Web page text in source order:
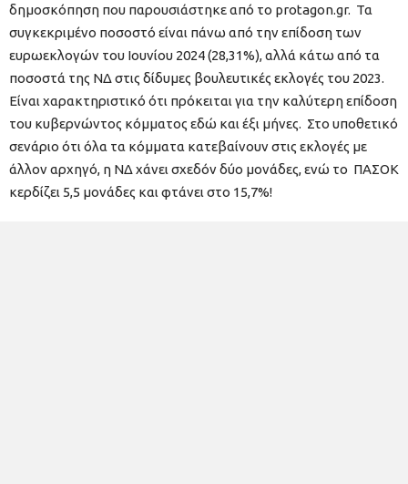
δημοσκόπηση που παρουσιάστηκε από το protagon.gr. Τα
συγκεκριμένο ποσοστό είναι πάνω από την επίδοση των
ευρωεκλογών του Ιουνίου 2024 (28,31%), αλλά κάτω από τα
ποσοστά της ΝΔ στις δίδυμες βουλευτικές εκλογές του 2023.
Είναι χαρακτηριστικό ότι πρόκειται για την καλύτερη επίδοση
του κυβερνώντος κόμματος εδώ και έξι μήνες. Στο υποθετικό
σενάριο ότι όλα τα κόμματα κατεβαίνουν στις εκλογές με
άλλον αρχηγό, η ΝΔ χάνει σχεδόν δύο μονάδες, ενώ το ΠΑΣΟΚ
κερδίζει 5,5 μονάδες και φτάνει στο 15,7%!